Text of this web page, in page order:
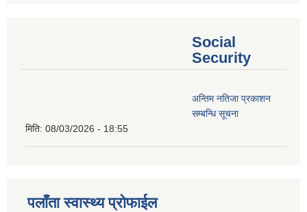
Social
Security
अन्तिम नतिजा प्रकाशन
सम्बन्धि सूचना
मिति: 08/03/2026 - 18:55
पलाँता स्वास्थ्य प्रोफाईल